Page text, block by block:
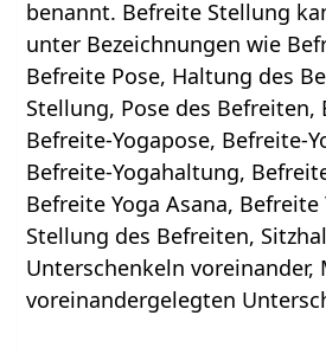
benannt. Befreite Stellung
unter Bezeichnungen wie
Befreite Pose, Haltung des
Stellung, Pose des Befreiten,
Befreite-Yogapose, Befreite-
Befreite-Yogahaltung,
Befreite Yoga Asana,
Stellung des Befreiten,
Unterschenkeln
voreinandergelegten